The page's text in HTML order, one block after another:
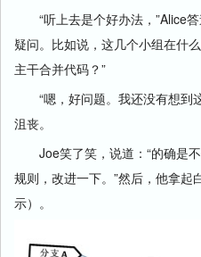
“听上去是个好办法，”Alice答
疑问。比如说，这几个小组在什
主干合并代码？”
“嗯，好问题。我还没有想到
沮丧。
Joe笑了笑，说道：“的确是不
规则，改进一下。”然后，他拿
示）。